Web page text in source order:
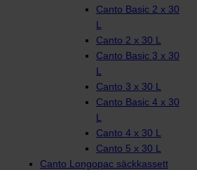
Canto Basic 2 x 30
L
Canto 2 x 30 L
Canto Basic 3 x 30
L
Canto 3 x 30 L
Canto Basic 4 x 30
L
Canto 4 x 30 L
Canto 5 x 30 L
Canto Longopac säckkassett